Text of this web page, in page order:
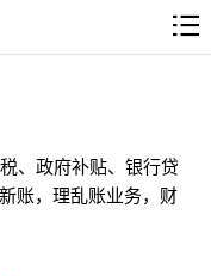
、政府补贴、银行贷
账，理乱账业务，财